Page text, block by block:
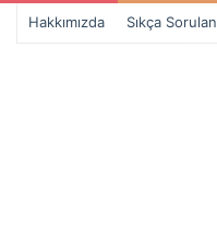
Hakkımızda Sıkça